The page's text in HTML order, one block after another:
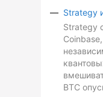
Strategy
Strategy
BTC